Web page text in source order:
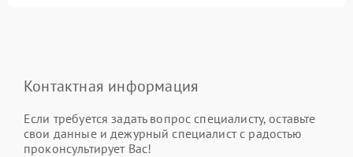
Контактная информация
Если требуется задать вопрос специалисту, оставьте
свои данные и дежурный специалист с радостью
проконсультирует Вас!